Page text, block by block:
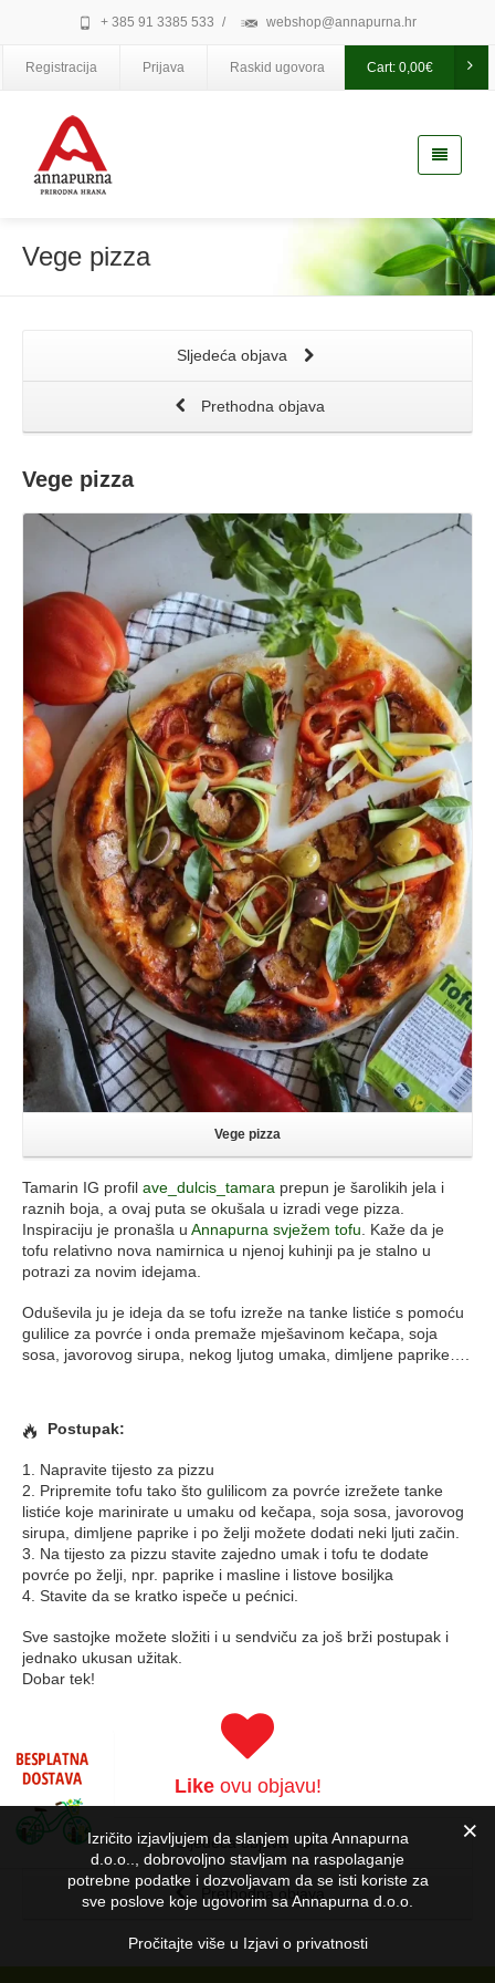
+ 385 91 3385 533 / webshop@annapurna.hr
Registracija Prijava Raskid ugovora Cart: 0,00€
Vege pizza
Sljedeća objava
Prethodna objava
Vege pizza
Vege pizza
Tamarin IG profil ave_dulcis_tamara prepun je šarolikih jela i
raznih boja, a ovaj puta se okušala u izradi vege pizza.
Inspiraciju je pronašla u Annapurna svježem tofu. Kaže da je
tofu relativno nova namirnica u njenoj kuhinji pa je stalno u
potrazi za novim idejama.
Oduševila ju je ideja da se tofu izreže na tanke listiće s pomoću
gulilice za povrće i onda premaže mješavinom kečapa, soja
sosa, javorovog sirupa, nekog ljutog umaka, dimljene paprike….
Postupak:
1. Napravite tijesto za pizzu
2. Pripremite tofu tako što gulilicom za povrće izrežete tanke
listiće koje marinirate u umaku od kečapa, soja sosa, javorovog
sirupa, dimljene paprike i po želji možete dodati neki ljuti začin.
3. Na tijesto za pizzu stavite zajedno umak i tofu te dodate
povrće po želji, npr. paprike i masline i listove bosiljka
4. Stavite da se kratko ispeče u pećnici.
Sve sastojke možete složiti i u sendviču za još brži postupak i
jednako ukusan užitak.
Dobar tek!
Likeovu objavu!
Sljedeća objava
Prethodna objava
Izričito izjavljujem da slanjem upita Annapurna
d.o.o.., dobrovoljno stavljam na raspolaganje
potrebne podatke i dozvoljavam da se isti koriste za
sve poslove koje ugovorim sa Annapurna d.o.o.
Pročitajte više u Izjavi o privatnosti